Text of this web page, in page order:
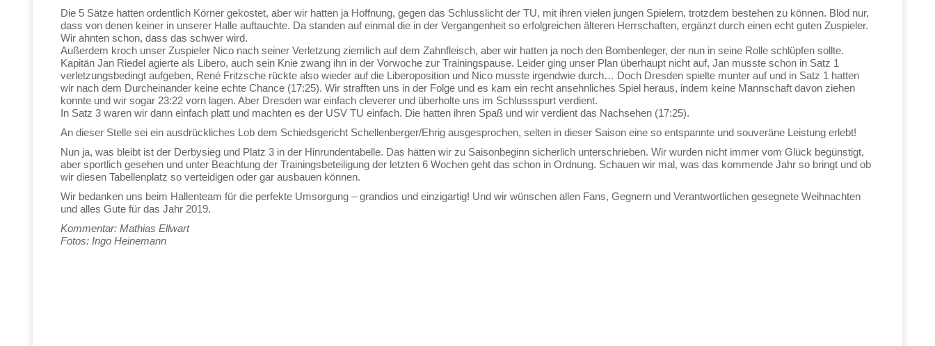
Die 5 Sätze hatten ordentlich Körner gekostet, aber wir hatten ja Hoffnung, gegen das Schlusslicht der TU, mit ihren vielen jungen Spielern, trotzdem bestehen zu können. Blöd nur,
dass von denen keiner in unserer Halle auftauchte. Da standen auf einmal die in der Vergangenheit so erfolgreichen älteren Herrschaften, ergänzt durch einen echt guten Zuspieler.
Wir ahnten schon, dass das schwer wird.
Außerdem kroch unser Zuspieler Nico nach seiner Verletzung ziemlich auf dem Zahnfleisch, aber wir hatten ja noch den Bombenleger, der nun in seine Rolle schlüpfen sollte.
Kapitän Jan Riedel agierte als Libero, auch sein Knie zwang ihn in der Vorwoche zur Trainingspause. Leider ging unser Plan überhaupt nicht auf, Jan musste schon in Satz 1
verletzungsbedingt aufgeben, René Fritzsche rückte also wieder auf die Liberoposition und Nico musste irgendwie durch… Doch Dresden spielte munter auf und in Satz 1 hatten
wir nach dem Durcheinander keine echte Chance (17:25). Wir strafften uns in der Folge und es kam ein recht ansehnliches Spiel heraus, indem keine Mannschaft davon ziehen
konnte und wir sogar 23:22 vorn lagen. Aber Dresden war einfach cleverer und überholte uns im Schlussspurt verdient.
In Satz 3 waren wir dann einfach platt und machten es der USV TU einfach. Die hatten ihren Spaß und wir verdient das Nachsehen (17:25).
An dieser Stelle sei ein ausdrückliches Lob dem Schiedsgericht Schellenberger/Ehrig ausgesprochen, selten in dieser Saison eine so entspannte und souveräne Leistung erlebt!
Nun ja, was bleibt ist der Derbysieg und Platz 3 in der Hinrundentabelle. Das hätten wir zu Saisonbeginn sicherlich unterschrieben. Wir wurden nicht immer vom Glück begünstigt,
aber sportlich gesehen und unter Beachtung der Trainingsbeteiligung der letzten 6 Wochen geht das schon in Ordnung. Schauen wir mal, was das kommende Jahr so bringt und ob
wir diesen Tabellenplatz so verteidigen oder gar ausbauen können.
Wir bedanken uns beim Hallenteam für die perfekte Umsorgung – grandios und einzigartig! Und wir wünschen allen Fans, Gegnern und Verantwortlichen gesegnete Weihnachten
und alles Gute für das Jahr 2019.
Kommentar: Mathias Ellwart
Fotos: Ingo Heinemann